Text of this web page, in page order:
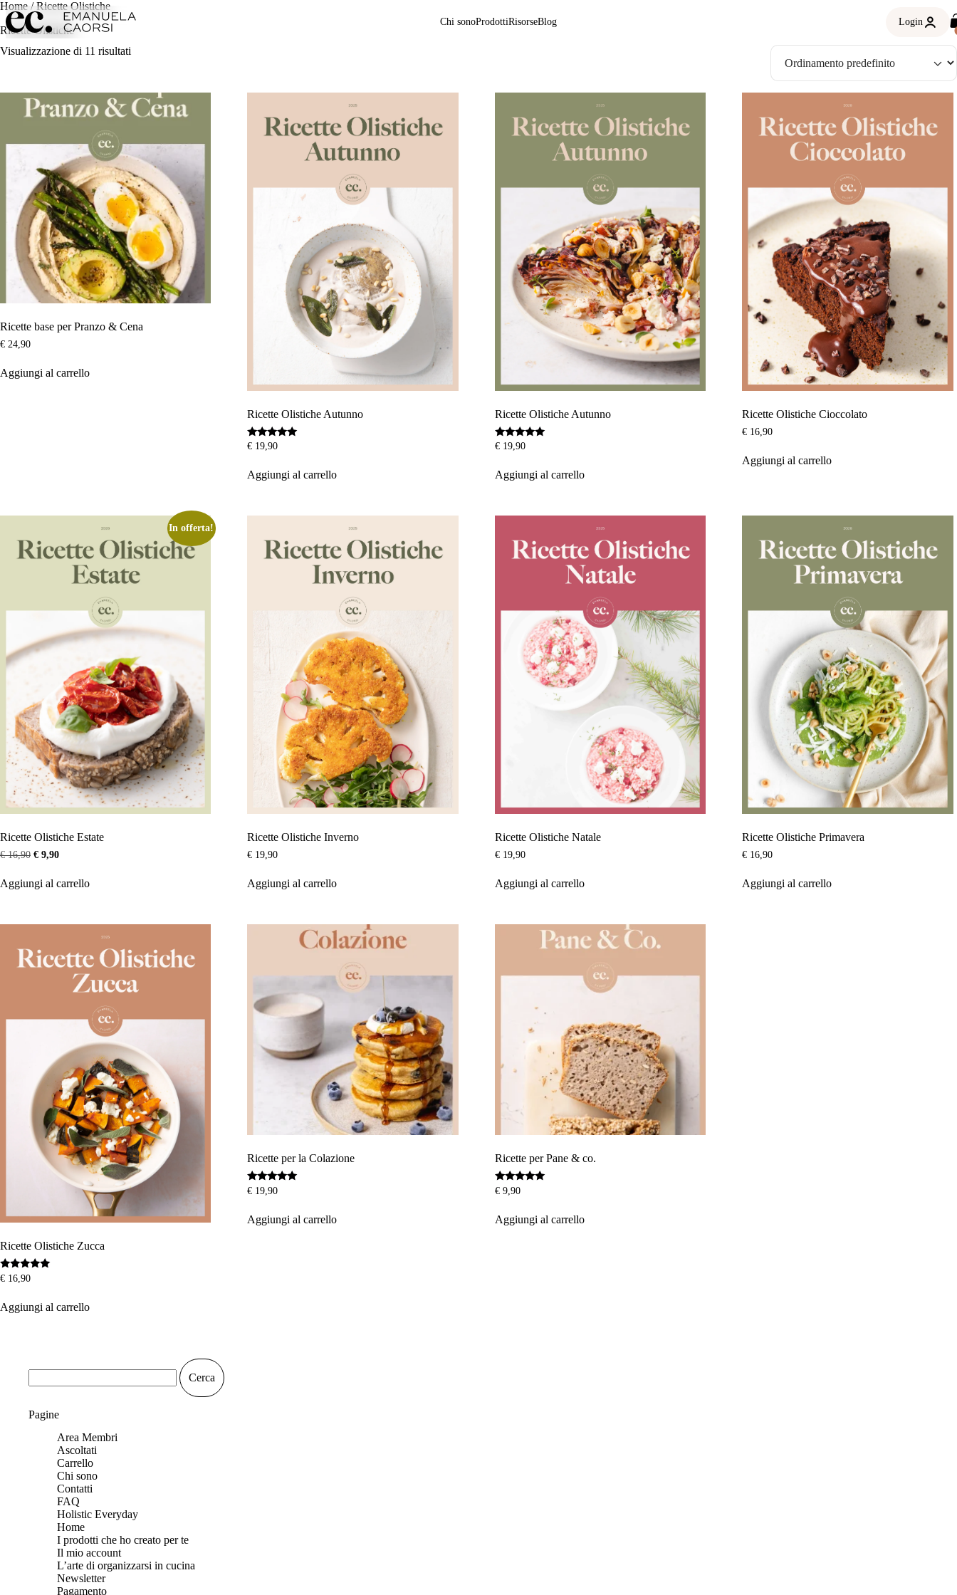
Chi sonoProdottiRisorseBlog Login
Home / Ricette Olistiche
Ricette Olistiche
Visualizzazione di 11 risultati
Ricette base per Pranzo & Cena
€ 24,90
Aggiungi al carrello
Ricette Olistiche Autunno
Valutato
€ 19,90
Aggiungi al carrello
Ricette Olistiche Autunno
Valutato
€19,90
Aggiungi al carrello
Ricette Olistiche Cioccolato
€ 16,90
Aggiungi al carrello
In offerta!
Ricette Olistiche Estate
€16,90 Il
originale
era:
€ 9,90Il
attuale
è:
Aggiungi al carrello
Ricette Olistiche Inverno
€ 19,90
Aggiungi al carrello
Ricette Olistiche Natale
€19,90
Aggiungi al carrello
Ricette Olistiche Primavera
€ 16,90
Aggiungi al carrello
Ricette Olistiche Zucca
Valutato
€ 16,90
Aggiungi al carrello
Ricette per la Colazione
Valutato
5.00
€ 19,90
Aggiungi al carrello
Ricette per Pane & co.
Valutato
4.83
€9,90
Aggiungi al carrello
Pagine
Area Membri
Ascoltati
Carrello
Chi sono
Contatti
FAQ
Holistic Everyday
Home
I prodotti che ho creato per te
Il mio account
L’arte di organizzarsi in cucina
Newsletter
Pagamento